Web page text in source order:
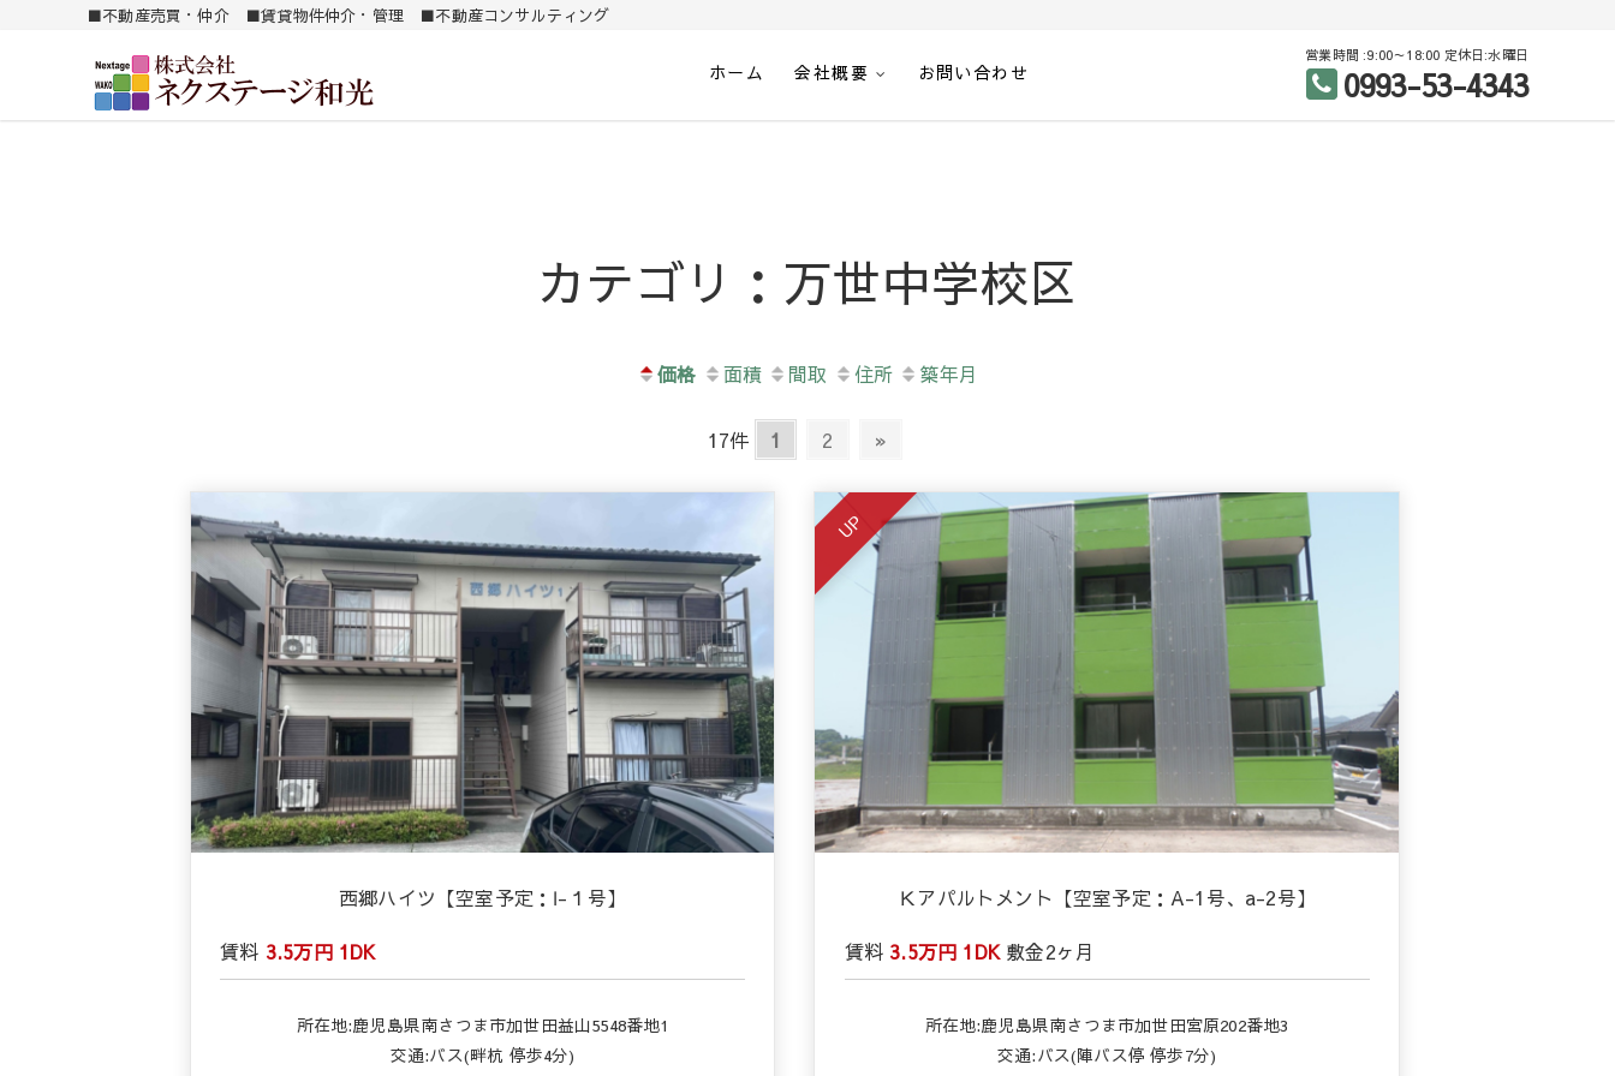
■不動産売買・仲介 ■賃貸物件仲介・管理 ■不動産コンサルティング
ホーム 会社概要 お問い合わせ
営業時間 :9:00～18:00 定休日:水曜日
0993-53-4343
カテゴリ：万世中学校区
価格 面積 間取 住所 築年月
17件 1 2 »
西郷ハイツ【空室予定：Ⅰ-１号】
賃料 3.5万円 1DK
所在地:鹿児島県南さつま市加世田益山5548番地1
交通:バス(畔杭 停歩4分)
UP
Ｋアパルトメント【空室予定：A-1号、a-2号】
賃料3.5万円 1DK 敷金2ヶ月
所在地:鹿児島県南さつま市加世田宮原202番地3
交通:バス(陣バス停 停歩7分)